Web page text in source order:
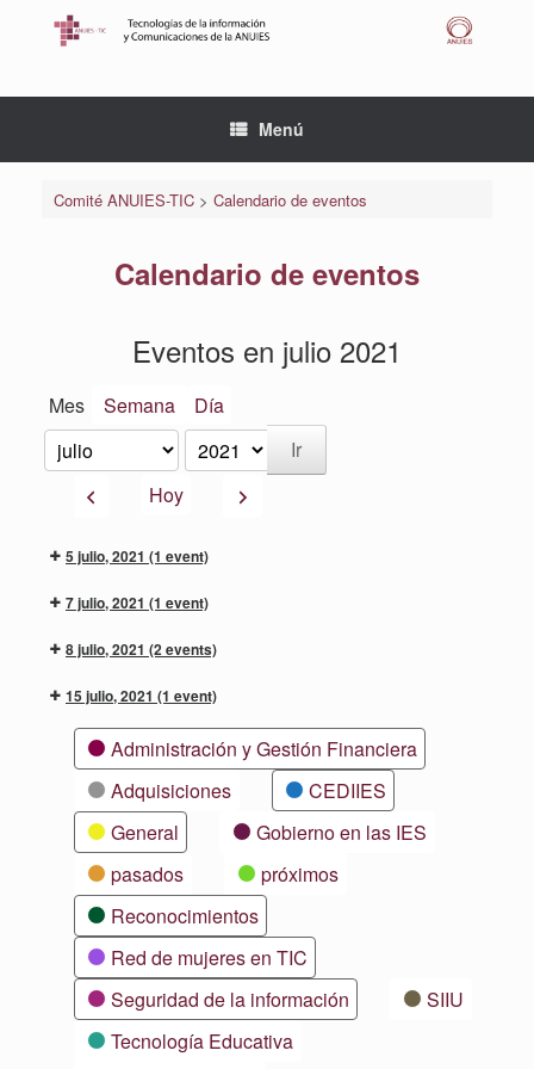
Menú
Comité ANUIES-TIC> Calendario de eventos
Calendario de eventos
Eventos en julio 2021
Mes Semana Día
Mes
Año
AnteriorHoy Siguiente
5 julio, 2021 (1 event)
7 julio, 2021 (1 event)
8 julio, 2021 (2 events)
15 julio, 2021 (1 event)
CategoríasAdministración y Gestión Financiera
Adquisiciones
CEDIIES
General
Gobierno en las IES
pasados
próximos
Reconocimientos
Red de mujeres en TIC
Seguridad de la información
SIIU
Tecnología Educativa